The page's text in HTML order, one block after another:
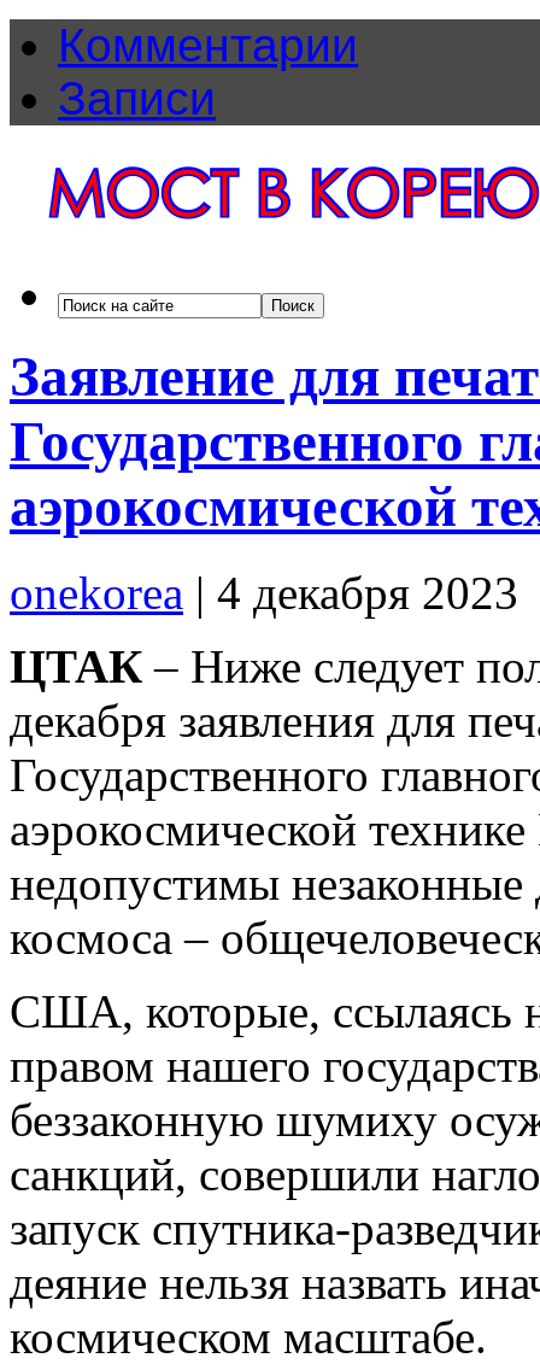
Комментарии
Записи
Заявление для
Государственного
аэрокосмической
onekorea | 4 декабря 2023
ЦТАК – Ниже следует
декабря заявления для
Государственного
аэрокосмической
недопустимы
космоса –
США, которые, ссылаясь
правом нашего
беззаконную шумиху
санкций, совершили
запуск спутника-
деяние нельзя назвать
космическом масштабе.